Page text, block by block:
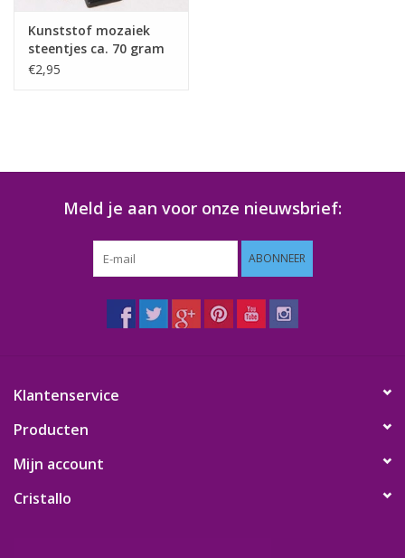
Kunststof mozaiek
steentjes ca. 70 gram
ZWART
€2,95
Meld je aan voor onze nieuwsbrief:
ABONNEER
Klantenservice
Producten
Mijn account
Cristallo